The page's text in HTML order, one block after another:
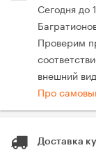
Сегодня до
Проверим
внешний
Про
Доставка